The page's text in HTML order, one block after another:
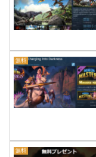
無料
無料